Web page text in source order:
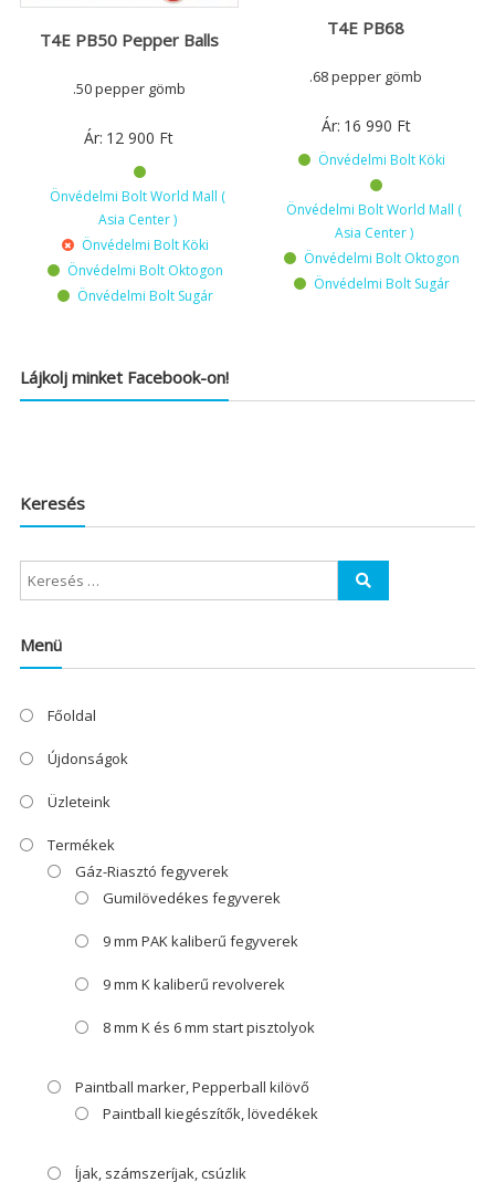
T4E PB50 Pepper Balls
.50 pepper gömb
Ár: 12 900 Ft
Önvédelmi Bolt World Mall (
Asia Center )
Önvédelmi Bolt Köki
Önvédelmi Bolt Oktogon
Önvédelmi Bolt Sugár
T4E PB68
.68 pepper gömb
Ár: 16 990 Ft
Önvédelmi Bolt Köki
Önvédelmi Bolt World Mall (
Asia Center )
Önvédelmi Bolt Oktogon
Önvédelmi Bolt Sugár
Lájkolj minket Facebook-on!
Keresés
Menü
Főoldal
Újdonságok
Üzleteink
Termékek
Gáz-Riasztó fegyverek
Gumilövedékes fegyverek
9 mm PAK kaliberű fegyverek
9 mm K kaliberű revolverek
8 mm K és 6 mm start pisztolyok
Paintball marker, Pepperball kilövő
Paintball kiegészítők, lövedékek
Íjak, számszeríjak, csúzlik